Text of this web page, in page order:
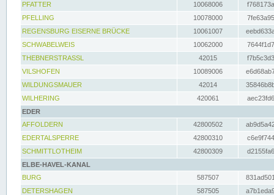
PFATTER
10068006
PFELLING
10078000
REGENSBURG EISERNE BRÜCKE
10061007
SCHWABELWEIS
10062000
THEBNERSTRASSL
42015
VILSHOFEN
10089006
WILDUNGSMAUER
42014
WILHERING
420061
EDER
AFFOLDERN
42800502
EDERTALSPERRE
42800310
SCHMITTLOTHEIM
42800309
ELBE-HAVEL-KANAL
BURG
587507
DETERSHAGEN
587505